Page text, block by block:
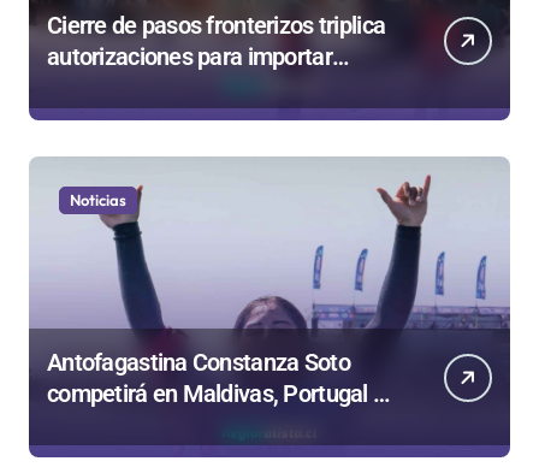
Cierre de pasos fronterizos triplica
autorizaciones para importar
Noticias
Antofagastina Constanza Soto
competirá en Maldivas, Portugal y
Brasil por el Tour Mundial de
Bodyboard